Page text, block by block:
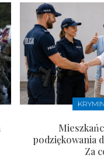
podziękowania
Za